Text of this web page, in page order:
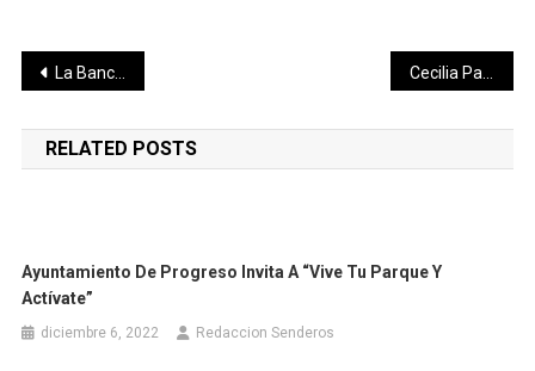
Navegación
de
entradas
La Bancada del Pueblo refuerza mensaje de transformación en Izamal, están cumpliendole al pueblo en el Distrito 16 Cecilia Patrón inicia trabajos de arborización en el Circuito Colonias poniente
RELATED POSTS
Ayuntamiento De Progreso Invita A “Vive Tu Parque Y
Actívate”
diciembre 6, 2022 Redaccion Senderos